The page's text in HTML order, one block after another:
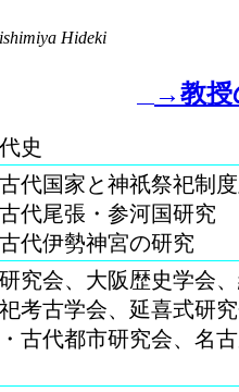
Hideki
講座 →教授
史
古代国家と神祇祭祀制
古代尾張・参河国研究
古代伊勢神宮の研究
究会、大阪歴史学会
考古学会、延喜式研
古代都市研究会、名